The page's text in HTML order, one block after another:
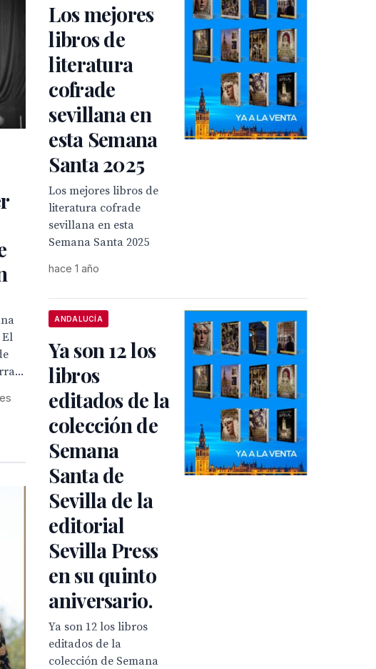
Los mejores
libros de
literatura
cofrade
sevillana en
esta Semana
Santa 2025
Los mejores libros de
literatura cofrade
sevillana en esta
Semana Santa 2025
hace 1 año
ANDALUCÍA
Ya son 12 los
libros
editados de la
colección de
Semana
Santa de
Sevilla de la
editorial
Sevilla Press
en su quinto
aniversario.
Ya son 12 los libros
editados de la
colección de Semana